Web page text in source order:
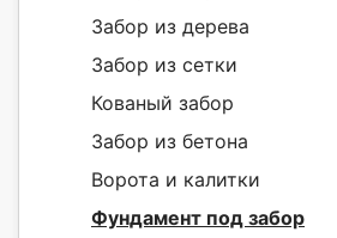
Забор из дерева
Забор из сетки
Кованый забор
Забор из бетона
Ворота и калитки
Фундамент под забор